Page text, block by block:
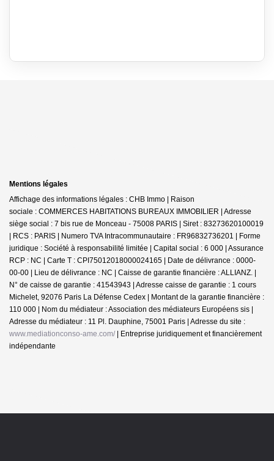
Mentions légales
Affichage des informations légales : CHB Immo | Raison
sociale : COMMERCES HABITATIONS BUREAUX IMMOBILIER | Adresse
siège social : 7 bis rue de Monceau - 75008 PARIS | Siret : 83273620100019
| RCS : PARIS | Numero TVA Intracommunautaire : FR96832736201 | Forme
juridique : Société à responsabilité limitée | Capital social : 6 000 | Assurance
RCP : NC | Carte T : CPI75012018000024165 | Date de délivrance : 0000-
00-00 | Lieu de délivrance : NC | Caisse de garantie financière : ALLIANZ. |
N° de caisse de garantie : 41543943 | Adresse caisse de garantie : 1 cours
Michelet, 92076 Paris La Défense Cedex | Montant de la garantie financière :
110 000 | Nom du médiateur : Association des médiateurs Européens sis |
Adresse du médiateur : 11 Pl. Dauphine, 75001 Paris | Adresse du site :
www.mediationconso-ame.com/ | Entreprise juridiquement et financièrement
indépendante